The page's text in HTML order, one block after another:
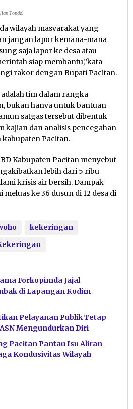
Tondo)
wilayah masyarakat yang
jangan lapor kemana-mana
saja lapor ke desa atau
siap membantu,”kata
rakor dengan Bupati Pacitan.
tim dalam rangka
bukan hanya untuk bantuan
satgas tersebut dibentuk
kajian dan analisis pencegahan
Pacitan.
Kabupaten Pacitan menyebut
lebih dari 5 ribu
krisis air bersih. Dampak
ke 36 dusun di 12 desa di
kekeringan
Forkopimda Jajal
di Lapangan Kodim
Pelayanan Publik Tetap
Mengundurkan Diri
Pacitan Pantau Isu Aliran
Kondusivitas Wilayah